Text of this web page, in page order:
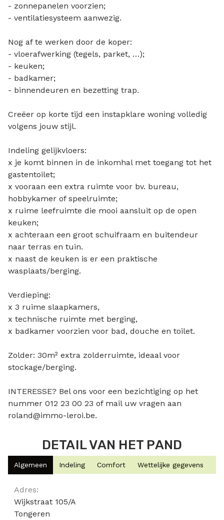
- zonnepanelen voorzien;
- ventilatiesysteem aanwezig.
Nog af te werken door de koper:
- vloerafwerking (tegels, parket, …);
- keuken;
- badkamer;
- binnendeuren en bezetting trap.
Creëer op korte tijd een instapklare woning volledig
volgens jouw stijl.
Indeling gelijkvloers:
x je komt binnen in de inkomhal met toegang tot het
gastentoilet;
x vooraan een extra ruimte voor bv. bureau,
hobbykamer of speelruimte;
x ruime leefruimte die mooi aansluit op de open
keuken;
x achteraan een groot schuifraam en buitendeur
naar terras en tuin.
x naast de keuken is er een praktische
wasplaats/berging.
Verdieping:
x 3 ruime slaapkamers,
x technische ruimte met berging,
x badkamer voorzien voor bad, douche en toilet.
Zolder: 30m² extra zolderruimte, ideaal voor
stockage/berging.
INTERESSE? Bel ons voor een bezichtiging op het
nummer 012 23 00 23 of mail uw vragen aan
roland@immo-leroi.be.
DETAIL VAN HET PAND
Algemeen Indeling Comfort Wettelijke gegevens
Algemeen
Adres:
Wijkstraat 105/A
Tongeren